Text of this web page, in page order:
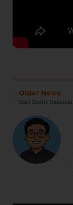
Older News